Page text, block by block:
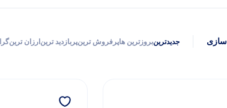
جدیدترینبروزترین هاپرفروش ترینپربازدید ترینارزان ترین